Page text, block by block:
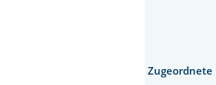
Zugeordnete